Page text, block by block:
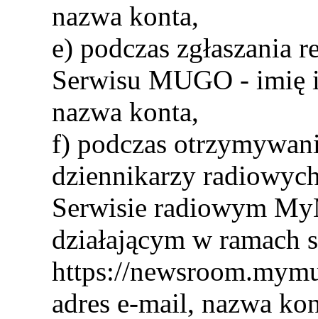
nazwa konta,
e) podczas zgłaszania
Serwisu MUGO - imię
nazwa konta,
f) podczas
dziennikarzy
Serwisie radiowym
działającym w ramach
https://
adres e-mail, nazwa